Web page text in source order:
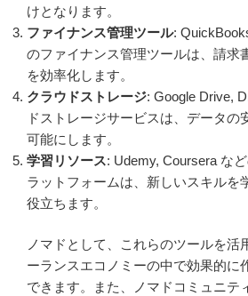
けとなります。
ファイナンス管理ツール:
のファイナンス管理ツールは、請求
を効率化します。
クラウドストレージ: Google Drive,
ドストレージサービスは、データの
可能にします。
学習リソース: Udemy, Coursera な
ラットフォームは、新しいスキルを
役立ちます。
ノマドとして、これらのツールを活
ーランスエコノミーの中で効果的に
できます。また、ノマドコミュニテ